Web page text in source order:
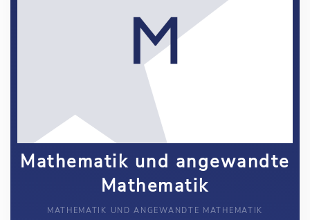
Mathematik und angewandte
Mathematik
MATHEMATIK UND ANGEWANDTE MATHEMATIK